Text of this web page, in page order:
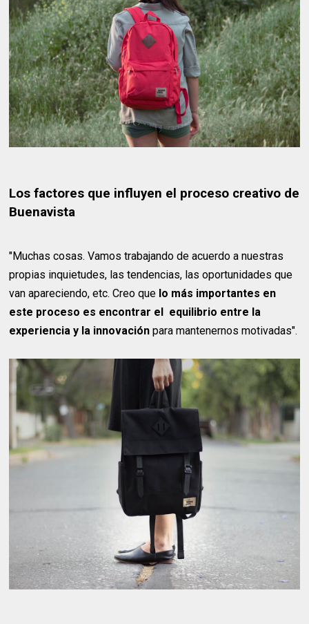
Los factores que influyen el proceso creativo de
Buenavista
"Muchas cosas. Vamos trabajando de acuerdo a nuestras
propias inquietudes, las tendencias, las oportunidades que
van apareciendo, etc. Creo que lo más importantes en
este proceso es encontrar el equilibrio entre la
experiencia y la innovación para mantenernos motivadas".